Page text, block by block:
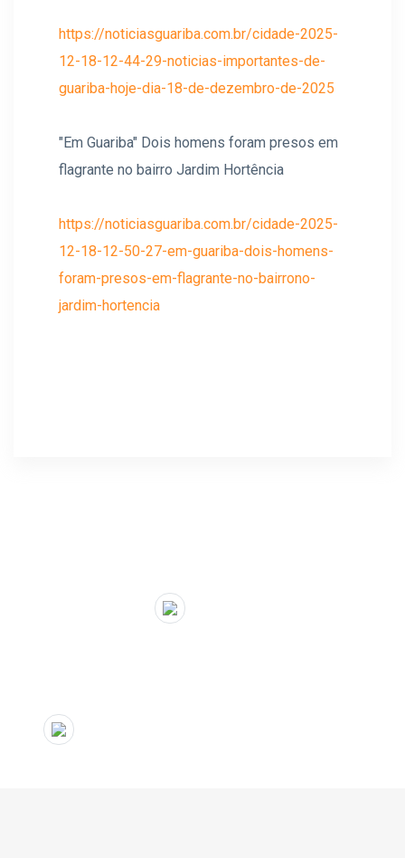
https://noticiasguariba.com.br/cidade-2025-
12-18-12-44-29-noticias-importantes-de-
guariba-hoje-dia-18-de-dezembro-de-2025
"Em Guariba" Dois homens foram presos em
flagrante no bairro Jardim Hortência
https://noticiasguariba.com.br/cidade-2025-
12-18-12-50-27-em-guariba-dois-homens-
foram-presos-em-flagrante-no-bairrono-
jardim-hortencia